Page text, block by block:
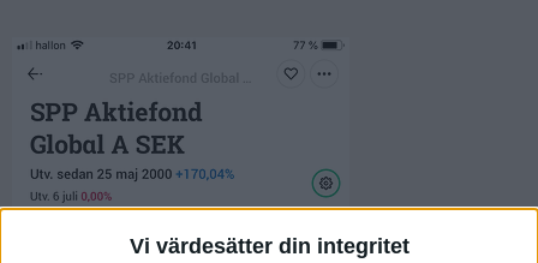
Vi värdesätter din integritet